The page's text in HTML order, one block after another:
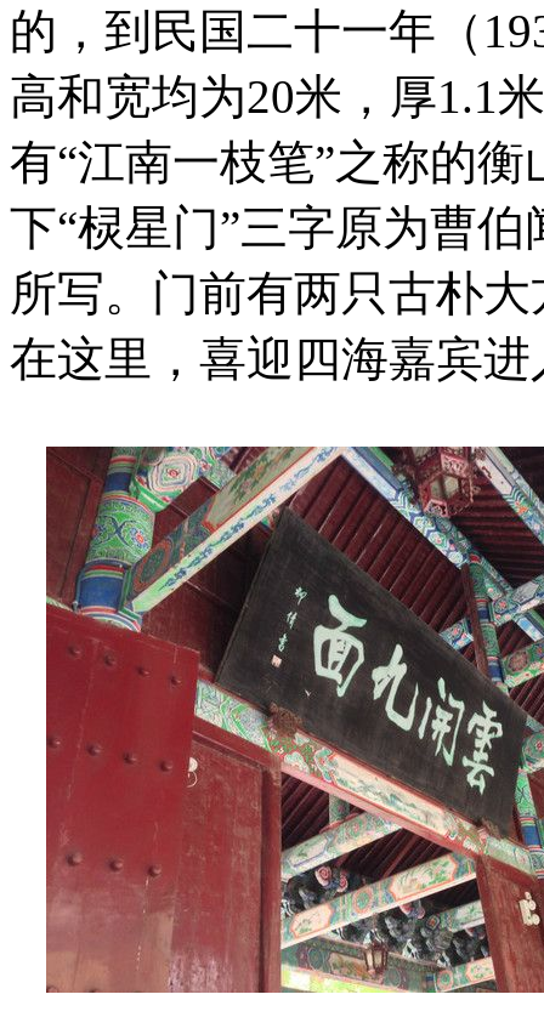
的，到民国二十一年（
高和宽均为20米，厚1.1
有“江南一枝笔”之称的
下“棂星门”三字原为曹
所写。门前有两只古朴
在这里，喜迎四海嘉宾